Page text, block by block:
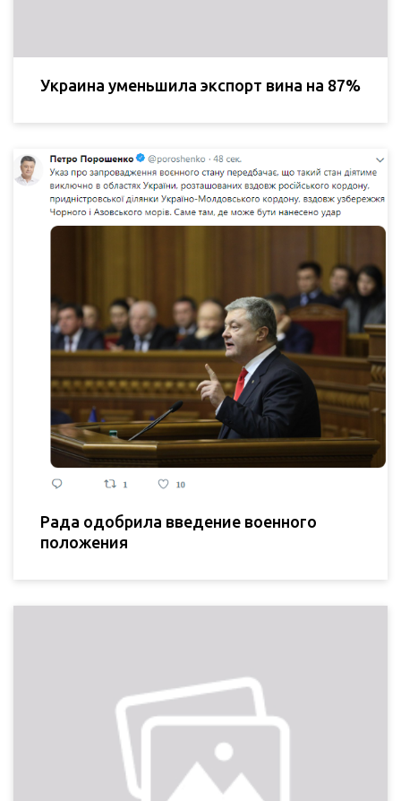
Украина уменьшила экспорт вина на 87%
Рада одобрила введение военного
положения